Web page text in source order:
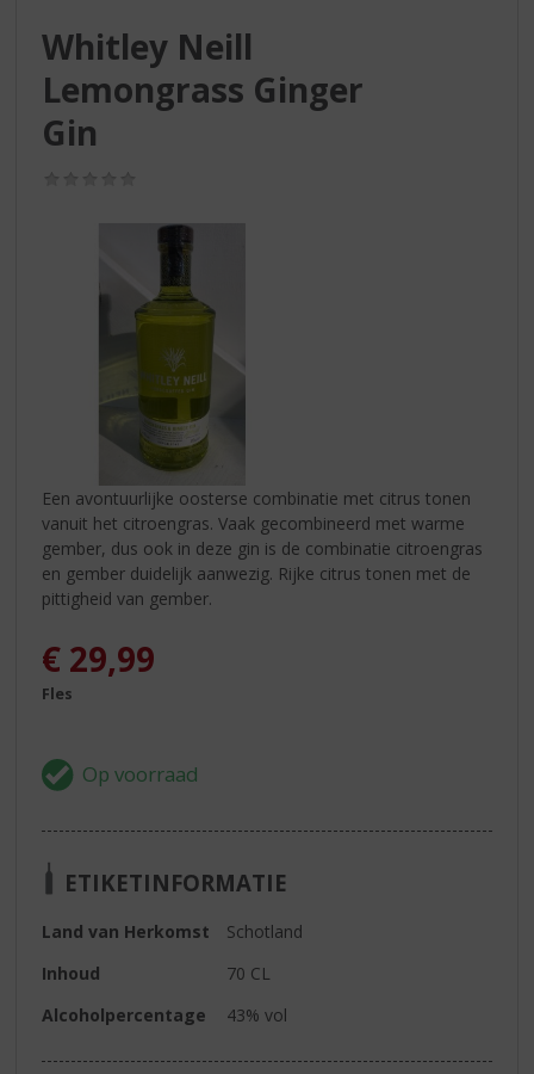
Whitley Neill
Lemongrass Ginger
Gin
Een avontuurlijke oosterse combinatie met citrus tonen
vanuit het citroengras. Vaak gecombineerd met warme
gember, dus ook in deze gin is de combinatie citroengras
en gember duidelijk aanwezig. Rijke citrus tonen met de
pittigheid van gember.
€ 29,99
Fles
ETIKETINFORMATIE
Land van Herkomst
Schotland
Inhoud
70 CL
Alcoholpercentage
43% vol